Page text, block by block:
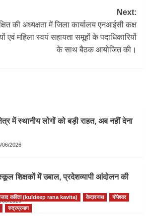
Next:
की अध्यक्षता में जिला कार्यालय एनआईसी कक्ष
एवं महिला स्वयं सहायता समूहों के पदाधिकारियों
के साथ बैठक आयोजित की।
में स्थानीय लोगों को बड़ी राहत, अब नहीं देना
06/2026
शिक्षकों में उबाल, प्रदेशव्यापी आंदोलन की
05/2026
कविता (kuldeep rana kavita) केदारनाथ
गोपेश्वर
रुद्रप्रयाग